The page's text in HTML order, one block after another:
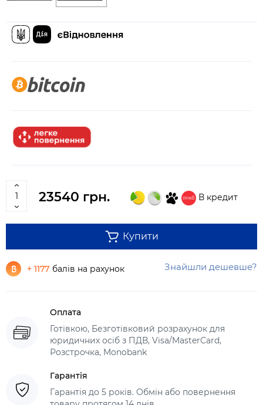
23540 грн. В кредит
Купити
+ 1177 балів на рахунок Знайшли дешевше?
Оплата
Готівкою, Безготівковий розрахунок для
юридичних осіб з ПДВ, Visa/MasterCard,
Розстрочка, Monobank
Гарантія
Гарантія до 5 років. Обмін або повернення